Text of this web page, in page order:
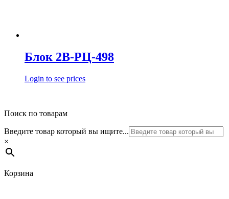
Блок 2В-РЦ-498
Login to see prices
Поиск по товарам
Введите товар который вы ищите...
×
Корзина